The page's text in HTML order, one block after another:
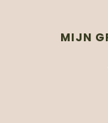
MIJN